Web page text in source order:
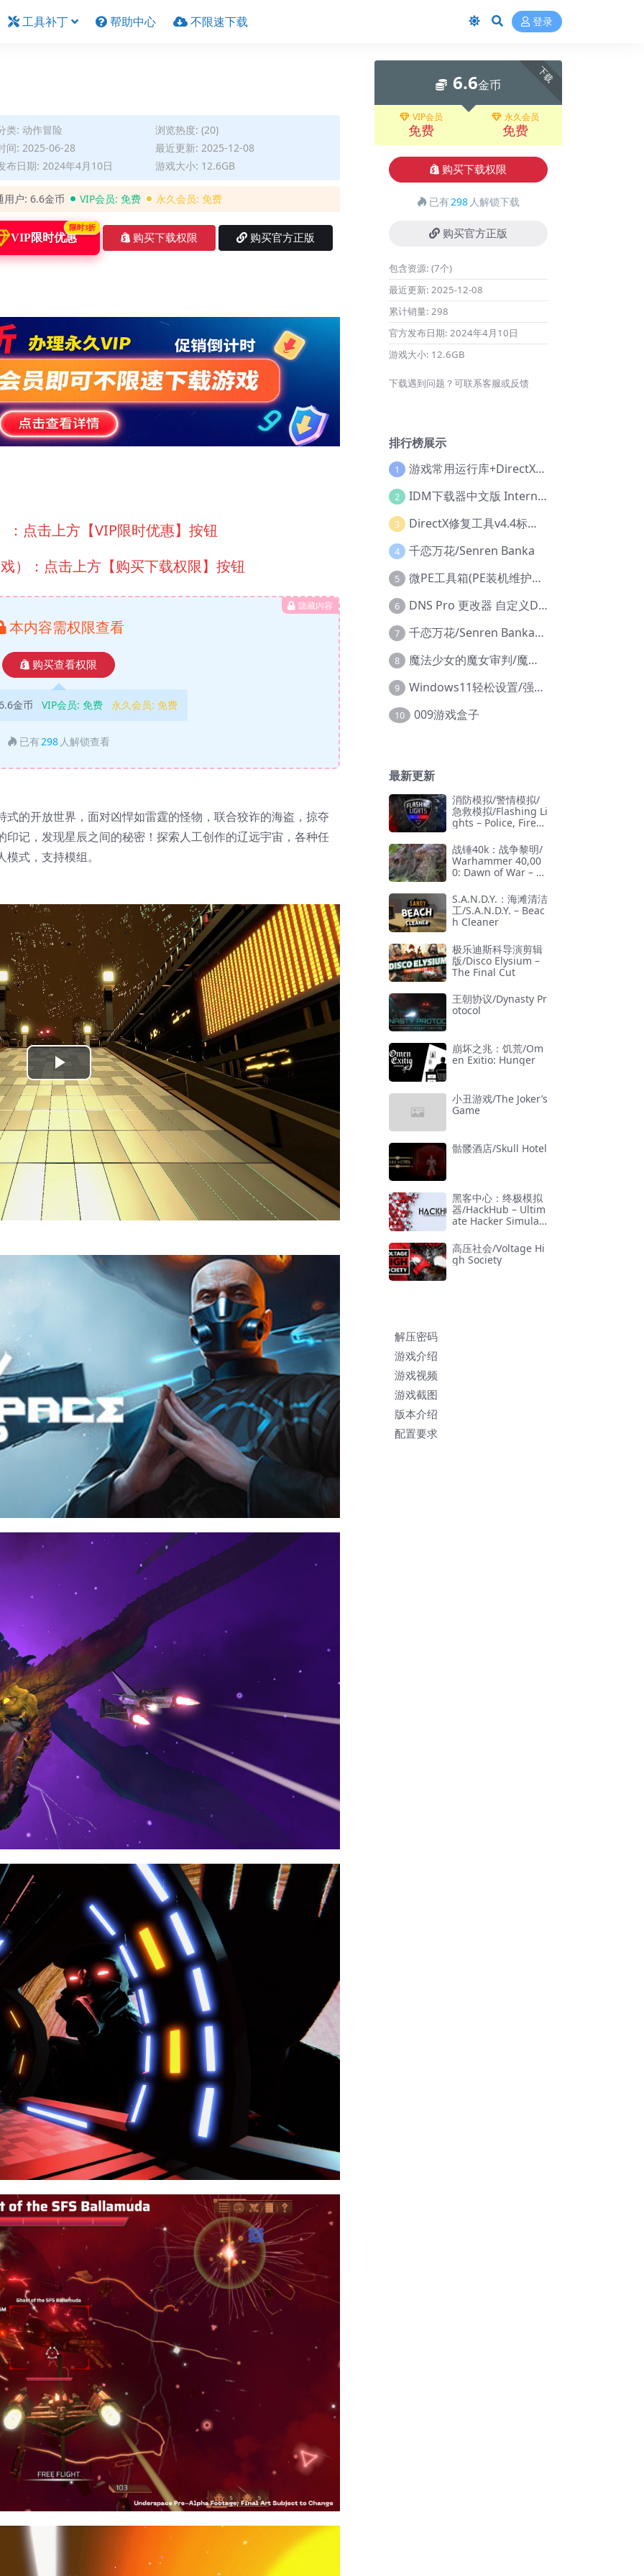
工具补丁 帮助中心 不限速下载 登录
类: 动作冒险
浏览热度: (20)
间: 2025-06-28
最近更新: 2025-12-08
布日期: 2024年4月10日
游戏大小: 12.6GB
用户: 6.6金币 VIP会员: 免费 永久会员: 免费
VIP限时优惠
限时3折
购买下载权限 购买官方正版
点击上方【VIP限时优惠】按钮
）：点击上方【购买下载权限】按钮
隐藏内容
本内容需权限查看
购买查看权限
金币 VIP会员: 免费 永久会员: 免费
已有298 人解锁查看
的开放世界，面对凶悍如雷霆的怪物，联合狡诈的海盗，掠夺
记，发现星辰之间的秘密！探索人工创作的辽远宇宙，各种任
式，支持模组。
Play
Video
下载
6.6金币
VIP会员
免费
永久会员
免费
购买下载权限
已有298 人解锁下载
购买官方正版
包含资源: (7个)
最近更新: 2025-12-08
累计销量: 298
官方发布日期: 2024年4月10日
游戏大小: 12.6GB
下载遇到问题？可联系客服或反馈
排行榜展示
1 游戏常用运行库+DirectX修复增强版
2 IDM下载器中文版 Internet Download Manager v6.42.36 IDM
3 DirectX修复工具v4.4标准版+增强版+在线修复版
4 千恋万花/Senren Banka
5 微PE工具箱(PE装机维护工具) v2.3官方正式版
6 DNS Pro 更改器 自定义DNS修改
7 千恋万花/Senren Banka/安卓版
8 魔法少女的魔女审判/魔法少女ノ魔女裁判
9 Windows11轻松设置/强力禁止WD等/兼容Win10
10 009游戏盒子
最新更新
消防模拟/警情模拟/
急救模拟/Flashing Li
ghts – Police, Firefi
Services Simulator
战锤40k：战争黎明/
Warhammer 40,00
0: Dawn of War – D
S.A.N.D.Y.：海滩清洁
工/S.A.N.D.Y. – Beac
h Cleaner
极乐迪斯科导演剪辑
版/Disco Elysium –
The Final Cut
王朝协议/Dynasty Pr
otocol
崩坏之兆：饥荒/Om
en Exitio: Hunger
小丑游戏/The Joker’s
Game
骷髅酒店/Skull Hotel
黑客中心：终极模拟
器/HackHub – Ultim
ate Hacker Simulat
高压社会/Voltage Hi
gh Society
解压密码
游戏介绍
游戏视频
游戏截图
版本介绍
配置要求